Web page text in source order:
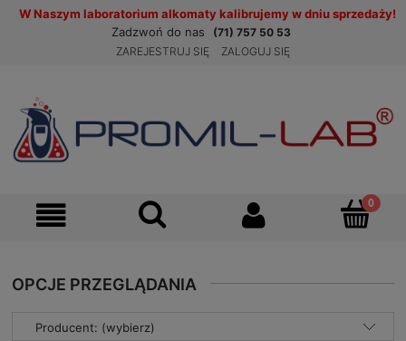
W Naszym laboratorium alkomaty kalibrujemy w dniu sprzedaży!
Zadzwoń do nas
(71) 757 50 53
ZAREJESTRUJ SIĘ
ZALOGUJ SIĘ
OPCJE PRZEGLĄDANIA
Producent: (wybierz)